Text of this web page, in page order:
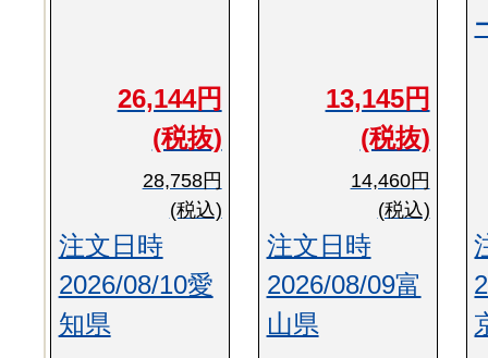
26,144円
(税抜)
28,758円
(税込)
注文日時
2026/08/10愛
知県
13,145円
(税抜)
14,460円
(税込)
注文日時
2026/08/09富
山県